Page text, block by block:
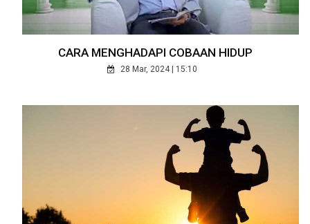
CARA MENGHADAPI COBAAN HIDUP
28 Mar, 2024 | 15:10